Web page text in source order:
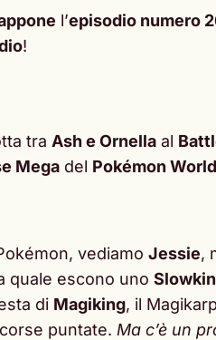
l’episodio numero
!
tra Ash e Ornella al
Mega del Pokémon
vediamo Jessie,
quale escono uno
di Magiking, il
puntate. Ma c’è un